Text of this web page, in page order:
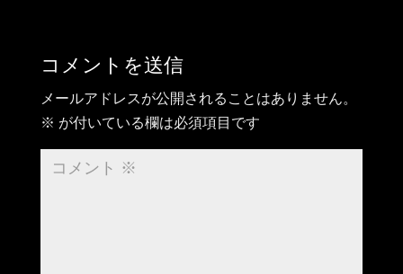
コメントを送信
メールアドレスが公開されることはありません。
※ が付いている欄は必須項目です